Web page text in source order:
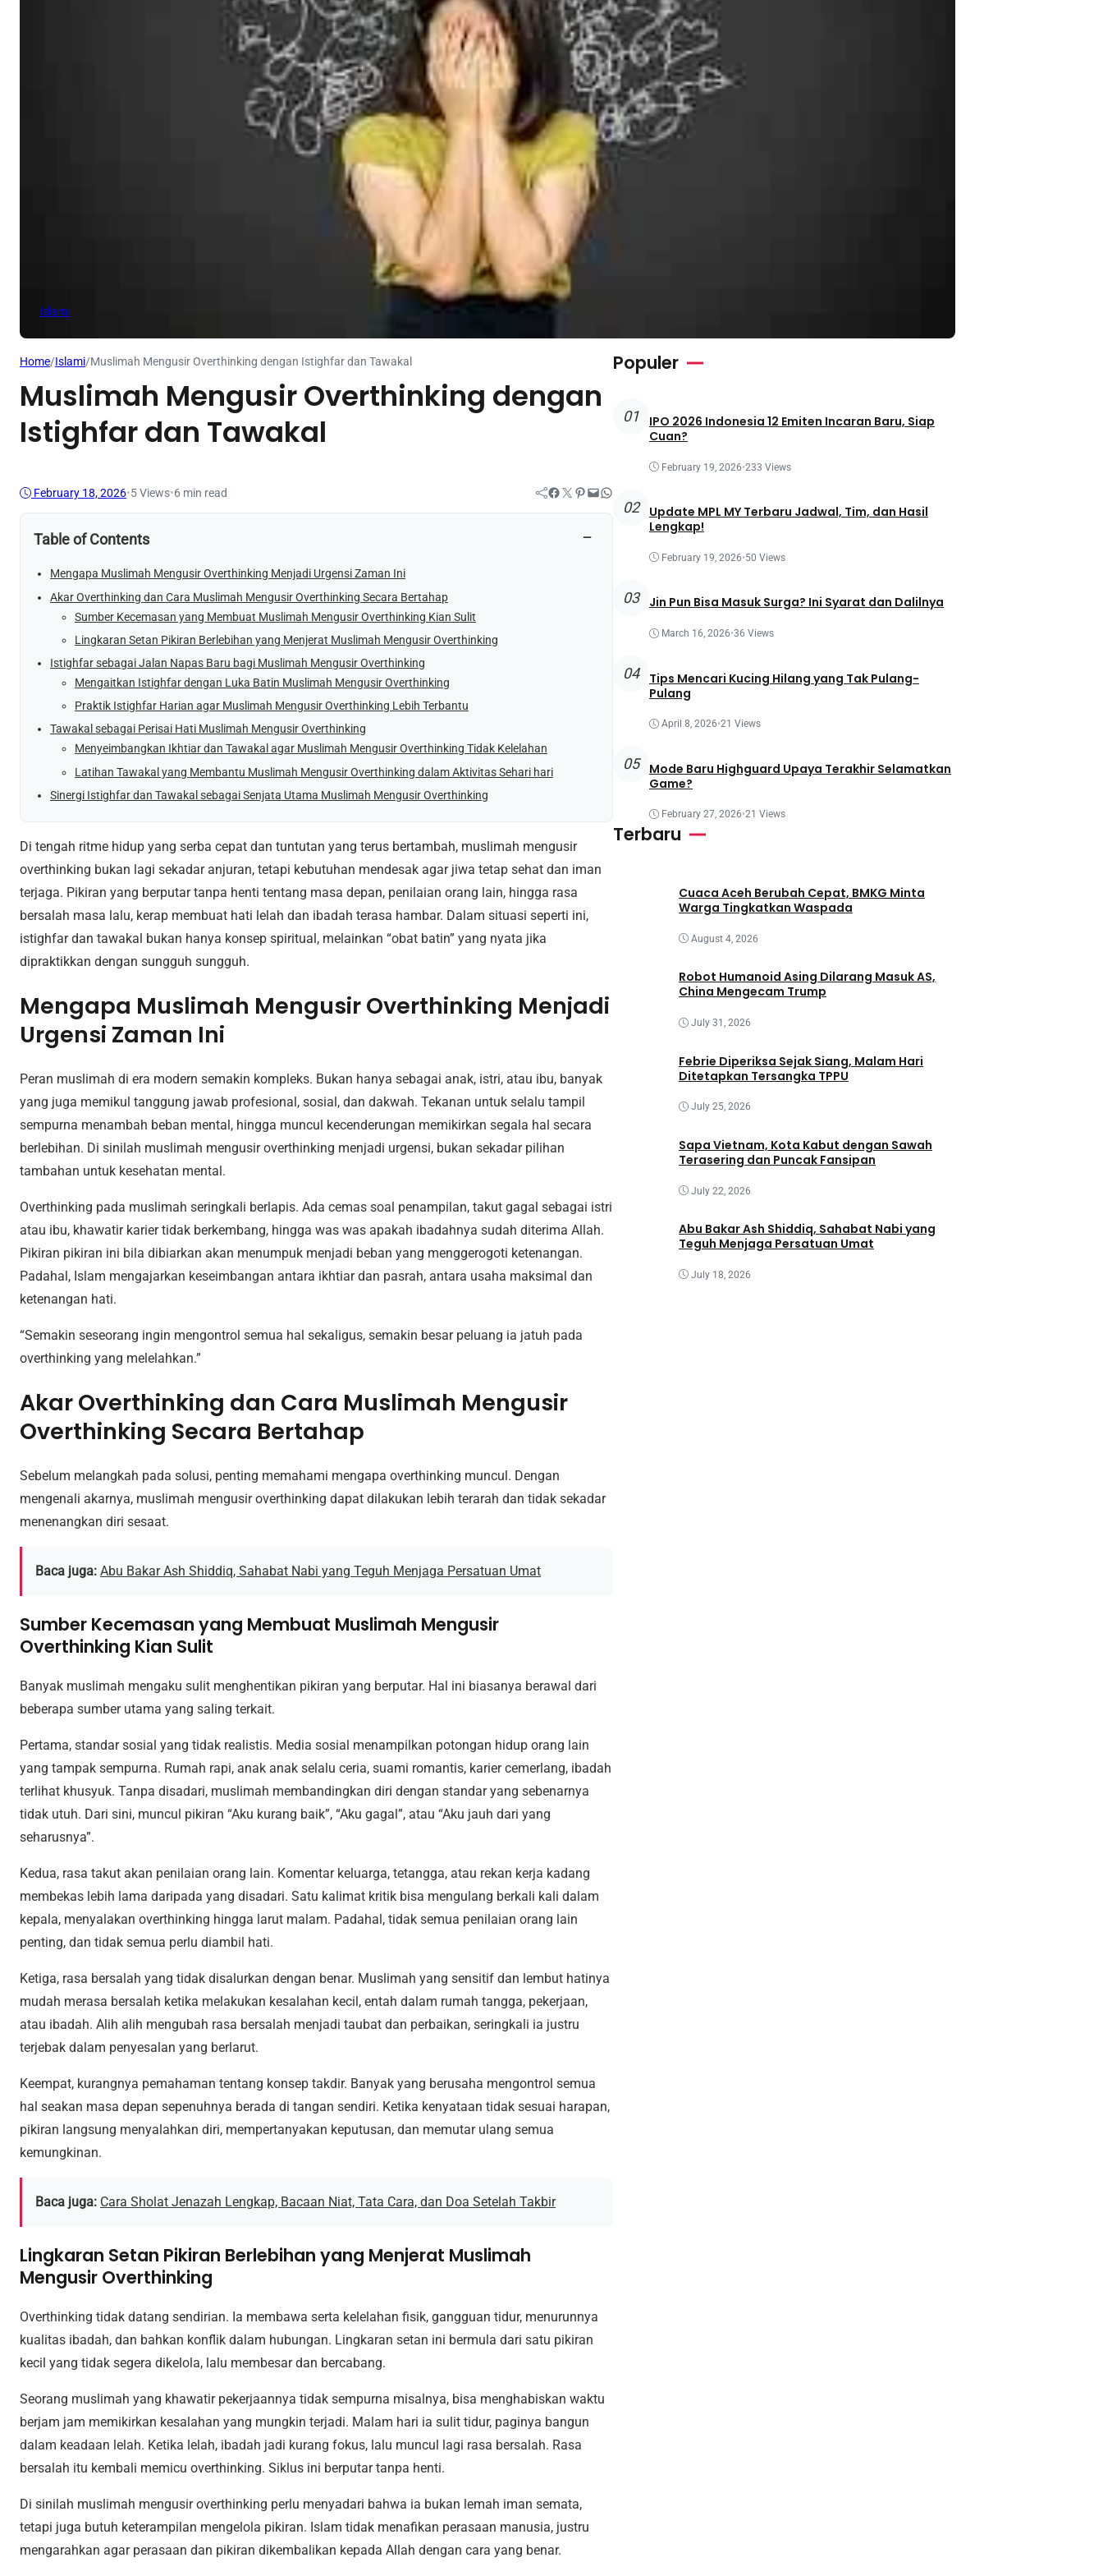
Islami
Home/Islami/Muslimah Mengusir Overthinking dengan Istighfar dan Tawakal
Muslimah Mengusir Overthinking dengan
Istighfar dan Tawakal
February 18, 2026•5Views•6 min read Facebook Twitter Pinterest Mail WhatsApp
Table of Contents −
Mengapa Muslimah Mengusir Overthinking Menjadi Urgensi Zaman Ini
Akar Overthinking dan Cara Muslimah Mengusir Overthinking Secara Bertahap
Sumber Kecemasan yang Membuat Muslimah Mengusir Overthinking Kian Sulit
Lingkaran Setan Pikiran Berlebihan yang Menjerat Muslimah Mengusir Overthinking
Istighfar sebagai Jalan Napas Baru bagi Muslimah Mengusir Overthinking
Mengaitkan Istighfar dengan Luka Batin Muslimah Mengusir Overthinking
Praktik Istighfar Harian agar Muslimah Mengusir Overthinking Lebih Terbantu
Tawakal sebagai Perisai Hati Muslimah Mengusir Overthinking
Menyeimbangkan Ikhtiar dan Tawakal agar Muslimah Mengusir Overthinking Tidak Kelelahan
Latihan Tawakal yang Membantu Muslimah Mengusir Overthinking dalam Aktivitas Sehari hari
Sinergi Istighfar dan Tawakal sebagai Senjata Utama Muslimah Mengusir Overthinking
Di tengah ritme hidup yang serba cepat dan tuntutan yang terus bertambah, muslimah mengusir
overthinking bukan lagi sekadar anjuran, tetapi kebutuhan mendesak agar jiwa tetap sehat dan iman
terjaga. Pikiran yang berputar tanpa henti tentang masa depan, penilaian orang lain, hingga rasa
bersalah masa lalu, kerap membuat hati lelah dan ibadah terasa hambar. Dalam situasi seperti ini,
istighfar dan tawakal bukan hanya konsep spiritual, melainkan “obat batin” yang nyata jika
dipraktikkan dengan sungguh sungguh.
Mengapa Muslimah Mengusir Overthinking Menjadi
Urgensi Zaman Ini
Peran muslimah di era modern semakin kompleks. Bukan hanya sebagai anak, istri, atau ibu, banyak
yang juga memikul tanggung jawab profesional, sosial, dan dakwah. Tekanan untuk selalu tampil
sempurna menambah beban mental, hingga muncul kecenderungan memikirkan segala hal secara
berlebihan. Di sinilah muslimah mengusir overthinking menjadi urgensi, bukan sekadar pilihan
tambahan untuk kesehatan mental.
Overthinking pada muslimah seringkali berlapis. Ada cemas soal penampilan, takut gagal sebagai istri
atau ibu, khawatir karier tidak berkembang, hingga was was apakah ibadahnya sudah diterima Allah.
Pikiran pikiran ini bila dibiarkan akan menumpuk menjadi beban yang menggerogoti ketenangan.
Padahal, Islam mengajarkan keseimbangan antara ikhtiar dan pasrah, antara usaha maksimal dan
ketenangan hati.
“Semakin seseorang ingin mengontrol semua hal sekaligus, semakin besar peluang ia jatuh pada
overthinking yang melelahkan.”
Akar Overthinking dan Cara Muslimah Mengusir
Overthinking Secara Bertahap
Sebelum melangkah pada solusi, penting memahami mengapa overthinking muncul. Dengan
mengenali akarnya, muslimah mengusir overthinking dapat dilakukan lebih terarah dan tidak sekadar
menenangkan diri sesaat.
Baca juga: Abu Bakar Ash Shiddiq, Sahabat Nabi yang Teguh Menjaga Persatuan Umat
Sumber Kecemasan yang Membuat Muslimah Mengusir
Overthinking Kian Sulit
Banyak muslimah mengaku sulit menghentikan pikiran yang berputar. Hal ini biasanya berawal dari
beberapa sumber utama yang saling terkait.
Pertama, standar sosial yang tidak realistis. Media sosial menampilkan potongan hidup orang lain
yang tampak sempurna. Rumah rapi, anak anak selalu ceria, suami romantis, karier cemerlang, ibadah
terlihat khusyuk. Tanpa disadari, muslimah membandingkan diri dengan standar yang sebenarnya
tidak utuh. Dari sini, muncul pikiran “Aku kurang baik”, “Aku gagal”, atau “Aku jauh dari yang
seharusnya”.
Kedua, rasa takut akan penilaian orang lain. Komentar keluarga, tetangga, atau rekan kerja kadang
membekas lebih lama daripada yang disadari. Satu kalimat kritik bisa mengulang berkali kali dalam
kepala, menyalakan overthinking hingga larut malam. Padahal, tidak semua penilaian orang lain
penting, dan tidak semua perlu diambil hati.
Ketiga, rasa bersalah yang tidak disalurkan dengan benar. Muslimah yang sensitif dan lembut hatinya
mudah merasa bersalah ketika melakukan kesalahan kecil, entah dalam rumah tangga, pekerjaan,
atau ibadah. Alih alih mengubah rasa bersalah menjadi taubat dan perbaikan, seringkali ia justru
terjebak dalam penyesalan yang berlarut.
Keempat, kurangnya pemahaman tentang konsep takdir. Banyak yang berusaha mengontrol semua
hal seakan masa depan sepenuhnya berada di tangan sendiri. Ketika kenyataan tidak sesuai harapan,
pikiran langsung menyalahkan diri, mempertanyakan keputusan, dan memutar ulang semua
kemungkinan.
Baca juga: Cara Sholat Jenazah Lengkap, Bacaan Niat, Tata Cara, dan Doa Setelah Takbir
Lingkaran Setan Pikiran Berlebihan yang Menjerat Muslimah
Mengusir Overthinking
Overthinking tidak datang sendirian. Ia membawa serta kelelahan fisik, gangguan tidur, menurunnya
kualitas ibadah, dan bahkan konflik dalam hubungan. Lingkaran setan ini bermula dari satu pikiran
kecil yang tidak segera dikelola, lalu membesar dan bercabang.
Seorang muslimah yang khawatir pekerjaannya tidak sempurna misalnya, bisa menghabiskan waktu
berjam jam memikirkan kesalahan yang mungkin terjadi. Malam hari ia sulit tidur, paginya bangun
dalam keadaan lelah. Ketika lelah, ibadah jadi kurang fokus, lalu muncul lagi rasa bersalah. Rasa
bersalah itu kembali memicu overthinking. Siklus ini berputar tanpa henti.
Di sinilah muslimah mengusir overthinking perlu menyadari bahwa ia bukan lemah iman semata,
tetapi juga butuh keterampilan mengelola pikiran. Islam tidak menafikan perasaan manusia, justru
mengarahkan agar perasaan dan pikiran dikembalikan kepada Allah dengan cara yang benar.
Populer
01
IPO 2026 Indonesia 12 Emiten Incaran Baru, Siap
Cuan?
February 19, 2026•233 Views
02
Update MPL MY Terbaru Jadwal, Tim, dan Hasil
Lengkap!
February 19, 2026•50 Views
03 Jin Pun Bisa Masuk Surga? Ini Syarat dan Dalilnya
March 16, 2026•36 Views
04
Tips Mencari Kucing Hilang yang Tak Pulang-
Pulang
April 8, 2026•21 Views
05
Mode Baru Highguard Upaya Terakhir Selamatkan
Game?
February 27, 2026•21 Views
Terbaru
Cuaca Aceh Berubah Cepat, BMKG Minta
Warga Tingkatkan Waspada
August 4, 2026
Robot Humanoid Asing Dilarang Masuk AS,
China Mengecam Trump
July 31, 2026
Febrie Diperiksa Sejak Siang, Malam Hari
Ditetapkan Tersangka TPPU
July 25, 2026
Sapa Vietnam, Kota Kabut dengan Sawah
Terasering dan Puncak Fansipan
July 22, 2026
Abu Bakar Ash Shiddiq, Sahabat Nabi yang
Teguh Menjaga Persatuan Umat
July 18, 2026